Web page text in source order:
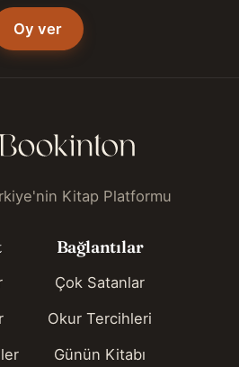
Oy ver
Kitap Platformu
Bağlantılar
Çok Satanlar
Okur Tercihleri
Günün Kitabı